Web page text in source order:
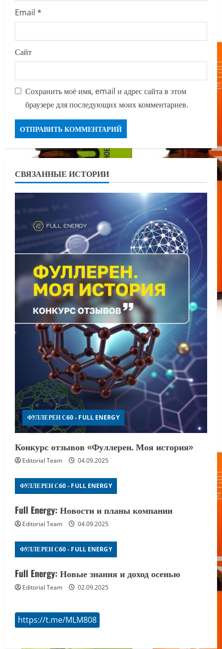
Email *
Сайт
Сохранить моё имя, email и адрес сайта в этом
браузере для последующих моих комментариев.
СВЯЗАННЫЕ ИСТОРИИ
ФУЛЛЕРЕН С60 - FULL ENERGY
Конкурс отзывов «Фуллерен. Моя история»
Editorial Team 04.09.2025
ФУЛЛЕРЕН С60 - FULL ENERGY
Full Energy: Новости и планы компании
Editorial Team 04.09.2025
ФУЛЛЕРЕН С60 - FULL ENERGY
Full Energy: Новые знания и доход осенью
Editorial Team 02.09.2025
https://t.me/MLM808